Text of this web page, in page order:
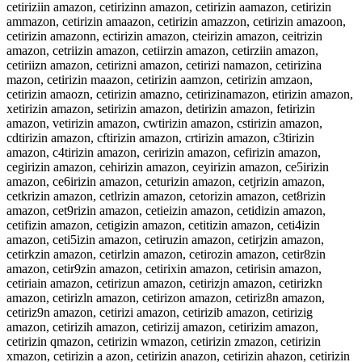
cetiriziin amazon, cetirizinn amazon, cetirizin aamazon, cetirizin
ammazon, cetirizin amaazon, cetirizin amazzon, cetirizin amazoon,
cetirizin amazonn, ectirizin amazon, cteirizin amazon, ceitrizin
amazon, cetriizin amazon, cetiirzin amazon, cetirziin amazon,
cetiriizn amazon, cetirizni amazon, cetirizi namazon, cetirizina
mazon, cetirizin maazon, cetirizin aamzon, cetirizin amzaon,
cetirizin amaozn, cetirizin amazno, cetirizinamazon, etirizin amazon,
xetirizin amazon, setirizin amazon, detirizin amazon, fetirizin
amazon, vetirizin amazon, cwtirizin amazon, cstirizin amazon,
cdtirizin amazon, cftirizin amazon, crtirizin amazon, c3tirizin
amazon, c4tirizin amazon, ceririzin amazon, cefirizin amazon,
cegirizin amazon, cehirizin amazon, ceyirizin amazon, ce5irizin
amazon, ce6irizin amazon, ceturizin amazon, cetjrizin amazon,
cetkrizin amazon, cetlrizin amazon, cetorizin amazon, cet8rizin
amazon, cet9rizin amazon, cetieizin amazon, cetidizin amazon,
cetifizin amazon, cetigizin amazon, cetitizin amazon, ceti4izin
amazon, ceti5izin amazon, cetiruzin amazon, cetirjzin amazon,
cetirkzin amazon, cetirlzin amazon, cetirozin amazon, cetir8zin
amazon, cetir9zin amazon, cetirixin amazon, cetirisin amazon,
cetiriain amazon, cetirizun amazon, cetirizjn amazon, cetirizkn
amazon, cetirizln amazon, cetirizon amazon, cetiriz8n amazon,
cetiriz9n amazon, cetirizi amazon, cetirizib amazon, cetirizig
amazon, cetirizih amazon, cetirizij amazon, cetirizim amazon,
cetirizin qmazon, cetirizin wmazon, cetirizin zmazon, cetirizin
xmazon, cetirizin a azon, cetirizin anazon, cetirizin ahazon, cetirizin